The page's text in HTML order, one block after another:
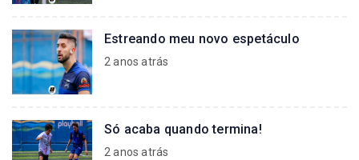
Estreando meu novo espetáculo
2 anos atrás
Só acaba quando termina!
2 anos atrás